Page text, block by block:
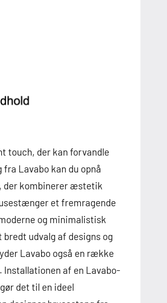
touch, der kan forvandle
Lavabo kan du opnå
der kombinerer æstetik
et fremragende
og minimalistisk
udvalg af designs og
Lavabo også en række
af en Lavabo-
det til en ideel